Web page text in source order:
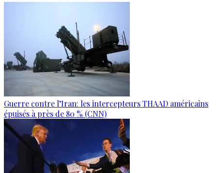
Guerre contre l’Iran: les intercepteurs THAAD américains
épuisés à près de 80 % (CNN)